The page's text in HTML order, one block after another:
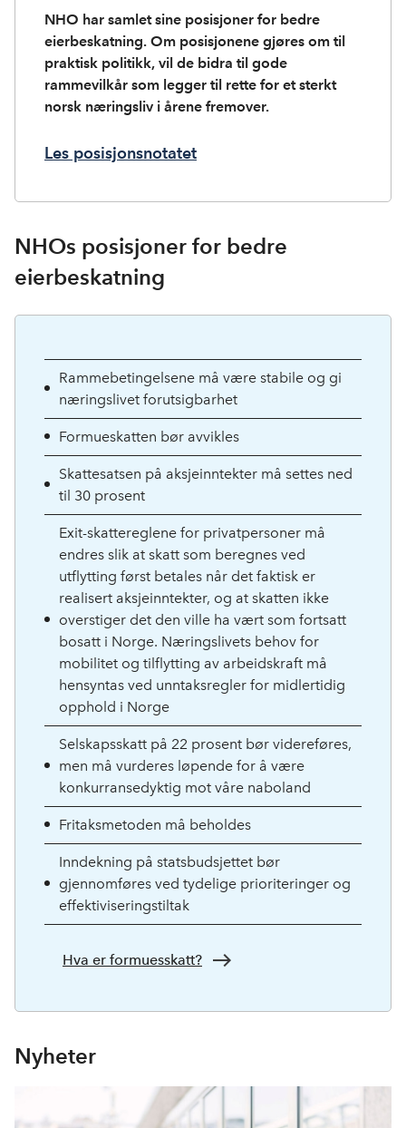
NHO har samlet sine posisjoner for bedre
eierbeskatning. Om posisjonene gjøres om til
praktisk politikk, vil de bidra til gode
rammevilkår som legger til rette for et sterkt
norsk næringsliv i årene fremover.
Les posisjonsnotatet
NHOs posisjoner for bedre
eierbeskatning
Rammebetingelsene må være stabile og gi
næringslivet forutsigbarhet
Formueskatten bør avvikles
Skattesatsen på aksjeinntekter må settes ned
til 30 prosent
Exit-skattereglene for privatpersoner må
endres slik at skatt som beregnes ved
utflytting først betales når det faktisk er
realisert aksjeinntekter, og at skatten ikke
overstiger det den ville ha vært som fortsatt
bosatt i Norge. Næringslivets behov for
mobilitet og tilflytting av arbeidskraft må
hensyntas ved unntaksregler for midlertidig
opphold i Norge
Selskapsskatt på 22 prosent bør videreføres,
men må vurderes løpende for å være
konkurransedyktig mot våre naboland
Fritaksmetoden må beholdes
Inndekning på statsbudsjettet bør
gjennomføres ved tydelige prioriteringer og
effektiviseringstiltak
Hva er formuesskatt?
Nyheter